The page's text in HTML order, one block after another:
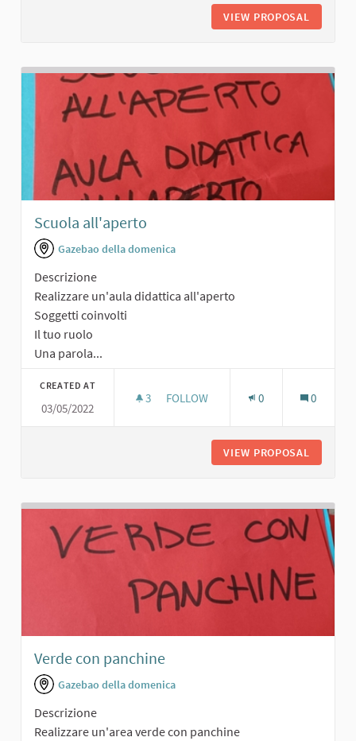
VIEW PROPOSAL
Scuola all'aperto
Gazebao della domenica
Descrizione
Realizzare un'aula didattica all'aperto
Soggetti coinvolti
Il tuo ruolo
Una parola...
CREATED AT
03/05/2022
3 3 FOLLOWERS
FOLLOW 0 0
VIEW PROPOSAL
Verde con panchine
Gazebao della domenica
Descrizione
Realizzare un'area verde con panchine